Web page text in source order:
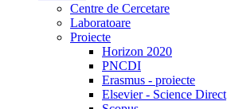
Centre de Cercetare
Laboratoare
Proiecte
Horizon 2020
PNCDI
Erasmus - proiecte
Elsevier - Science Direct